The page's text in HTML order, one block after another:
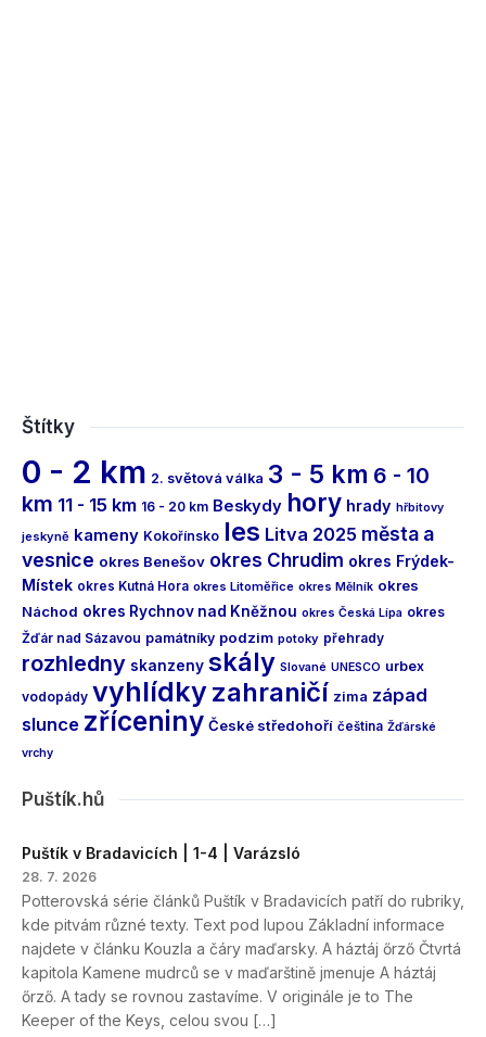
Štítky
0 - 2 km 2. světová válka 3 - 5 km 6 - 10
km 11 - 15 km 16 - 20 km Beskydy hory hrady hřbitovy
jeskyně kameny Kokořínsko les Litva 2025 města a
vesnice okres Benešov okres Chrudim okres Frýdek-
Místek okres Kutná Hora okres Litoměřice okres Mělník okres
Náchod okres Rychnov nad Kněžnou okres Česká Lípa okres
Žďár nad Sázavou památníky podzim potoky přehrady
rozhledny skanzeny skály Slované UNESCO urbex
vodopády vyhlídkyzahraničí zima západ
slunce zříceniny České středohoří čeština Žďárské
vrchy
Puštík.hů
Puštík v Bradavicích | 1-4 | Varázsló
28. 7. 2026
Potterovská série článků Puštík v Bradavicích patří do rubriky,
kde pitvám různé texty. Text pod lupou Základní informace
najdete v článku Kouzla a čáry maďarsky. A háztáj őrző Čtvrtá
kapitola Kamene mudrců se v maďarštině jmenuje A háztáj
őrző. A tady se rovnou zastavíme. V originále je to The
Keeper of the Keys, celou svou […]